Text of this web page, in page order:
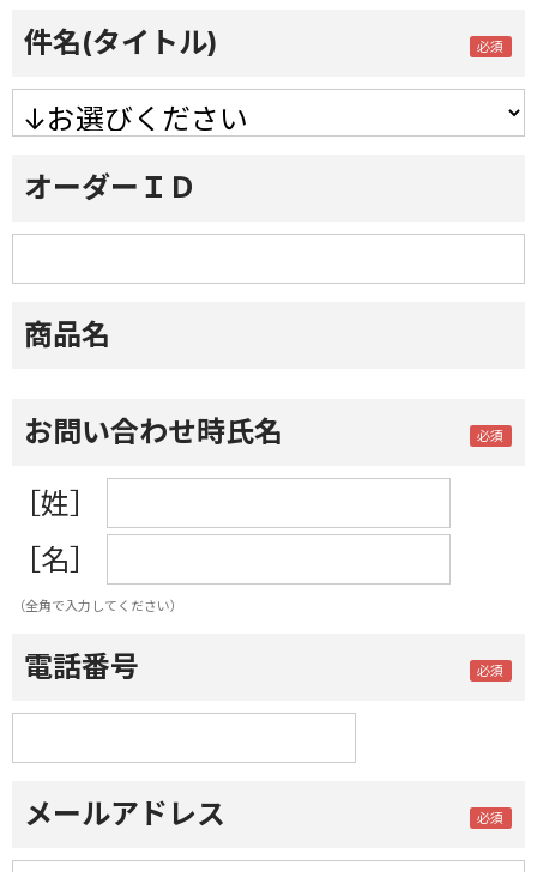
件名(タイトル)
オーダーＩＤ
商品名
お問い合わせ時氏名
［姓］
［名］
（全角で入力してください）
電話番号
メールアドレス